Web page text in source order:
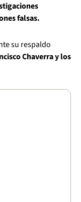
falsas.
su respaldo
Chaverra y los